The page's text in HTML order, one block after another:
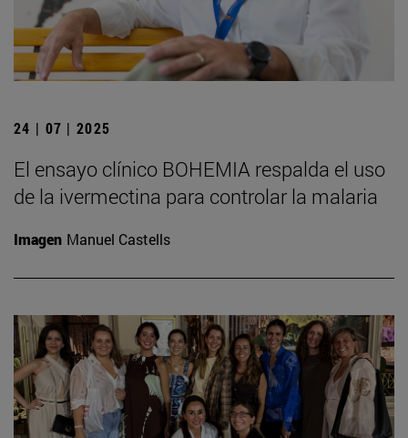
24 | 07 | 2025
El ensayo clínico BOHEMIA respalda el uso
de la ivermectina para controlar la malaria
Imagen Manuel Castells